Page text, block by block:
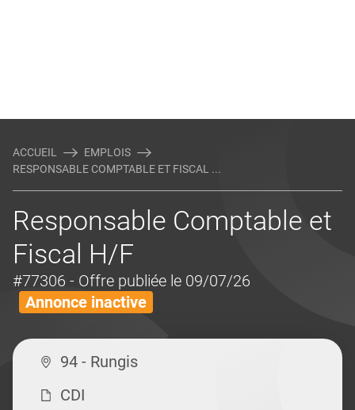
ACCUEIL
EMPLOIS
RESPONSABLE COMPTABLE ET FISCAL ...
Responsable Comptable et
Fiscal H/F
#77306 - Offre publiée le 09/07/26
Annonce inactive
94 - Rungis
CDI